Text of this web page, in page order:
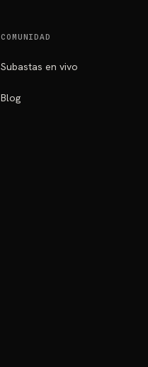
COMUNIDAD
Subastas en vivo
Blog